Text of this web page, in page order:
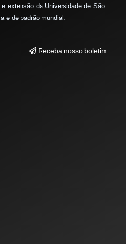
extensão da Universidade de São
e de padrão mundial.
Receba nosso boletim